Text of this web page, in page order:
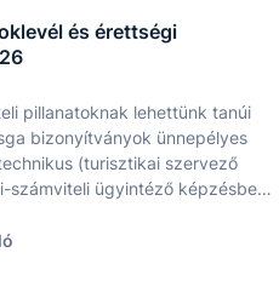
és érettségi
pillanatoknak lehettünk tanúi
bizonyítványok ünnepélyes
(turisztikai szervező
számviteli ügyintéző képzésben